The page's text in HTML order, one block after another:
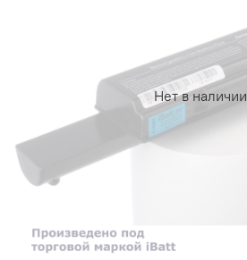
Нет в наличии